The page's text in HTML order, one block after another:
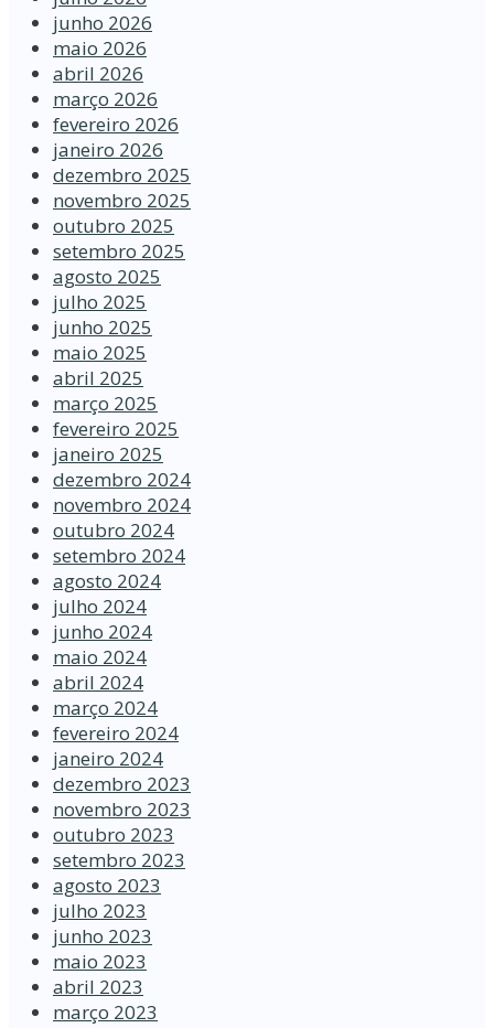
junho 2026
maio 2026
abril 2026
março 2026
fevereiro 2026
janeiro 2026
dezembro 2025
novembro 2025
outubro 2025
setembro 2025
agosto 2025
julho 2025
junho 2025
maio 2025
abril 2025
março 2025
fevereiro 2025
janeiro 2025
dezembro 2024
novembro 2024
outubro 2024
setembro 2024
agosto 2024
julho 2024
junho 2024
maio 2024
abril 2024
março 2024
fevereiro 2024
janeiro 2024
dezembro 2023
novembro 2023
outubro 2023
setembro 2023
agosto 2023
julho 2023
junho 2023
maio 2023
abril 2023
março 2023